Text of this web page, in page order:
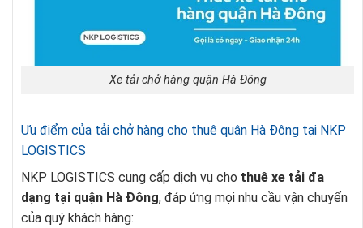
Xe tải chở hàng quận Hà Đông
Ưu điểm của tải chở hàng cho thuê quận Hà Đông tại NKP
LOGISTICS
NKP LOGISTICS cung cấp dịch vụ cho thuê xe tải đa
dạng tại quận Hà Đông, đáp ứng mọi nhu cầu vận chuyển
của quý khách hàng: